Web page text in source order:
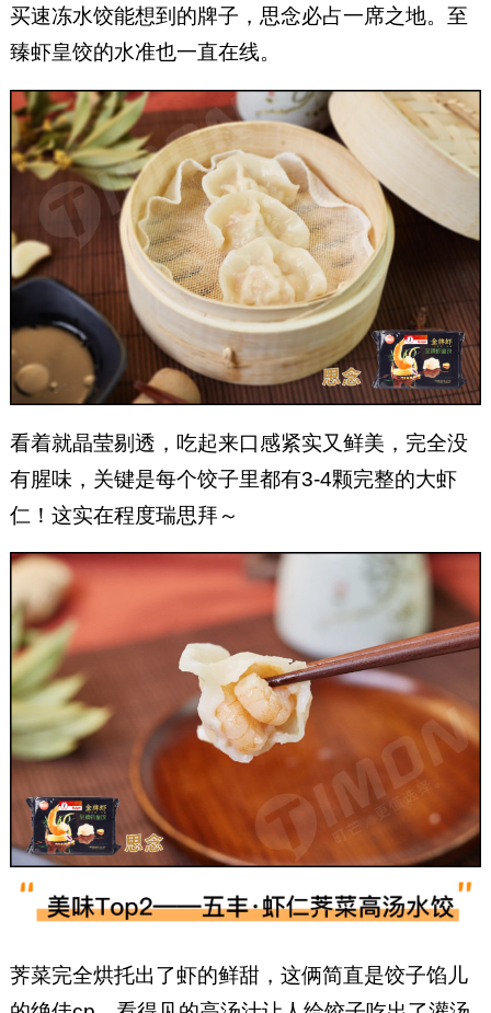
买速冻水饺能想到的牌子，思念必占一席之地。至
臻虾皇饺的水准也一直在线。
看着就晶莹剔透，吃起来口感紧实又鲜美，完全没
有腥味，关键是每个饺子里都有3-4颗完整的大虾
仁！这实在程度瑞思拜～
荠菜完全烘托出了虾的鲜甜，这俩简直是饺子馅儿